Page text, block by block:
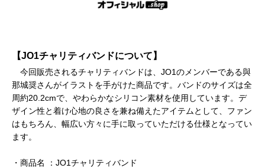
【JO1チャリティバンドについて】
今回販売されるチャリティバンドは、JO1のメンバーである與
那城奨さんがイラストを手がけた商品です。バンドのサイズは全
周約20.2cmで、やわらかなシリコン素材を使用しています。デ
ザイン性と着け心地の良さを兼ね備えたアイテムとして、ファン
はもちろん、幅広い方々に手に取っていただける仕様となってい
ます。
・商品名 ：JO1チャリティバンド